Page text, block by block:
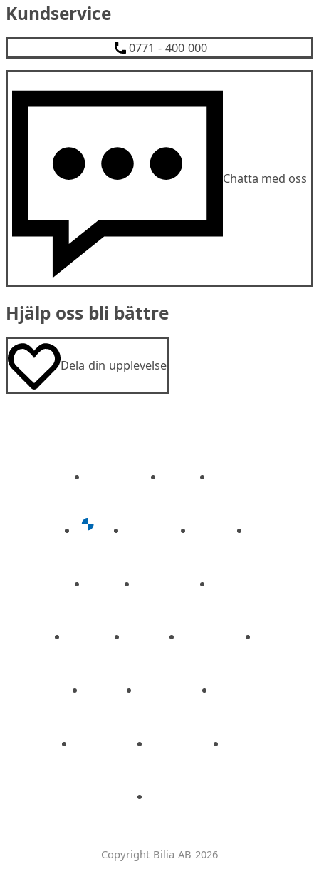
Kundservice
0771 - 400 000
Chatta med oss
Hjälp oss bli bättre
Dela din upplevelse
Copyright Bilia AB 2026